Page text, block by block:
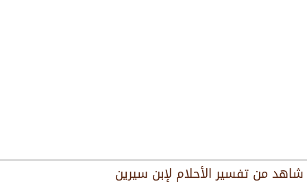
شاهد من تفسير الأحلام لإبن سيرين